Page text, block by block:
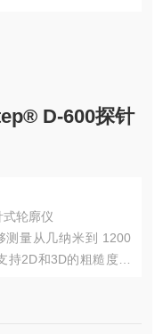
D-600探针
轮廓仪
测量从几纳米到 1200
2D和3D的粗糙度测
样品台和具有增强影